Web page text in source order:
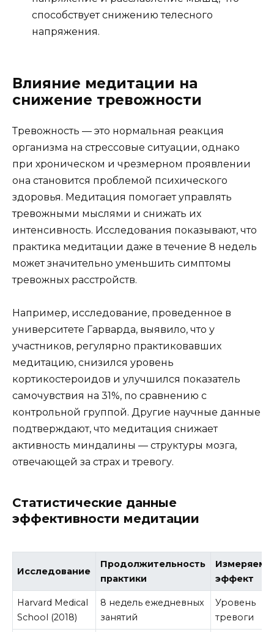
способствует снижению телесного
напряжения.
Влияние медитации на
снижение тревожности
Тревожность — это нормальная реакция
организма на стрессовые ситуации, однако
при хроническом и чрезмерном проявлении
она становится проблемой психического
здоровья. Медитация помогает управлять
тревожными мыслями и снижать их
интенсивность. Исследования показывают, что
практика медитации даже в течение 8 недель
может значительно уменьшить симптомы
тревожных расстройств.
Например, исследование, проведенное в
университете Гарварда, выявило, что у
участников, регулярно практиковавших
медитацию, снизился уровень
кортикостероидов и улучшился показатель
самочувствия на 31%, по сравнению с
контрольной группой. Другие научные данные
подтверждают, что медитация снижает
активность миндалины — структуры мозга,
отвечающей за страх и тревогу.
Статистические данные
эффективности медитации
Исследование
Продолжительность
практики
эффект
Harvard Medical
School (2018)
8 недель ежедневных
занятий
Уровень
тревоги